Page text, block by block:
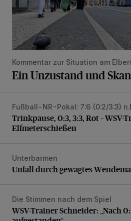
Kommentar zur Situation am
Ein Unzustand und
Trinkpause, 0:3, 3:3, Rot –
Fußball-NR-Pokal: 7:6 (0:2/3:3)
Trinkpause, 0:3, 3:3, Rot – WSV-
Elfmeterschießen
Unfall durch gewagtes
Unterbarmen
Unfall durch gewagtes
WSV-Trainer Schneider: „Nach
Die Stimmen nach dem Spiel
WSV-Trainer Schneider: „Nach